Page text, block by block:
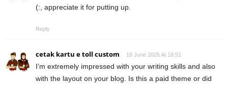
(:, appreciate it for putting up.
Reply
cetak kartu e toll custom 18 June 2026 At 18:51
I’m extremely impressed with your writing skills and also
with the layout on your blog. Is this a paid theme or did